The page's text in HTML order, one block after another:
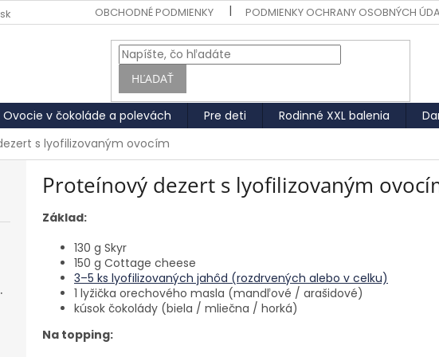
OBCHODNÉ PODMIENKY PODMIENKY OCHRANY OSOBNÝCH
HĽADAŤ
Ovocie v čokoláde a polevách Pre deti Rodinné XXL balenia
s lyofilizovaným ovocím
Proteínový dezert s lyofilizovaným
Základ:
130 g Skyr
150 g Cottage cheese
3–5 ks lyofilizovaných jahôd (rozdrvených alebo v celku)
1 lyžička orechového masla (mandľové / arašidové)
kúsok čokolády (biela / mliečna / horká)
Na topping: